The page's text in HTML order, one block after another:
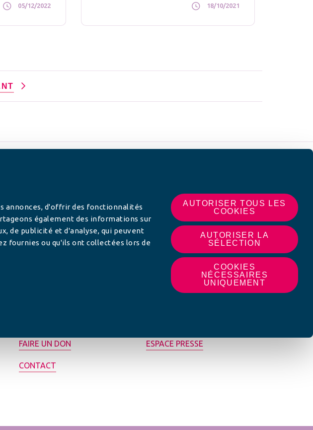
annonces, d'offrir des fonctionnalités
également des informations sur
de publicité et d'analyse, qui peuvent
fournies ou qu'ils ont collectées lors de
AUTORISER TOUS LES
COOKIES
AUTORISER LA
SÉLECTION
COOKIES
NÉCESSAIRES
UNIQUEMENT
05/12/2022 18/10/2021
FAIRE UN DON ESPACE PRESSE
CONTACT